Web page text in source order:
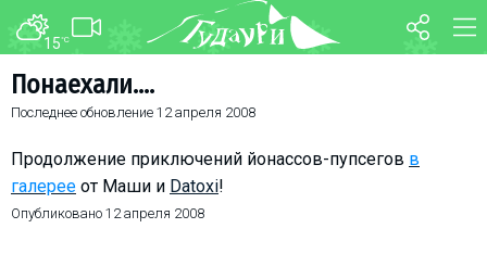
15°C
Понаехали....
Последнее обновление 12 апреля 2008
Продолжение приключений йонассов-пупсегов в
галерее от Маши и Datoxi!
Опубликовано 12 апреля 2008
ФОРУМ
ТРАНСФЕР
О курорте
Схема трасс
Ски-пасс
Инструкторы